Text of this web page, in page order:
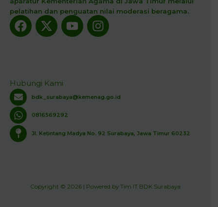
pelatihan dan penguatan nilai moderasi beragama.
Facebook
X-
twitter
YoutubeInstagram
Hubungi Kami
bdk_surabaya@kemenag.go.id
0816569292
Jl. Ketintang Madya No. 92 Surabaya, Jawa Timur 60232
Copyright © 2026 | Powered by Tim IT BDK Surabaya